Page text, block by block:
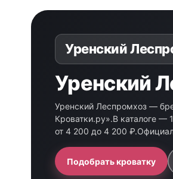
Уренский
Уренский
Уренский Леспромхоз —
Кроватки.ру».В каталоге
от 4 200 до 4 200
Подобрать кроватку